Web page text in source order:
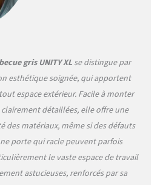
gris UNITY XLse distingue par
esthétique soignée, qui apportent
espace extérieur. Facile à monter
détaillées, elle offre une
des matériaux, même si des défauts
porte qui racle peuvent parfois
le vaste espace de travail
astucieuses, renforcés par sa